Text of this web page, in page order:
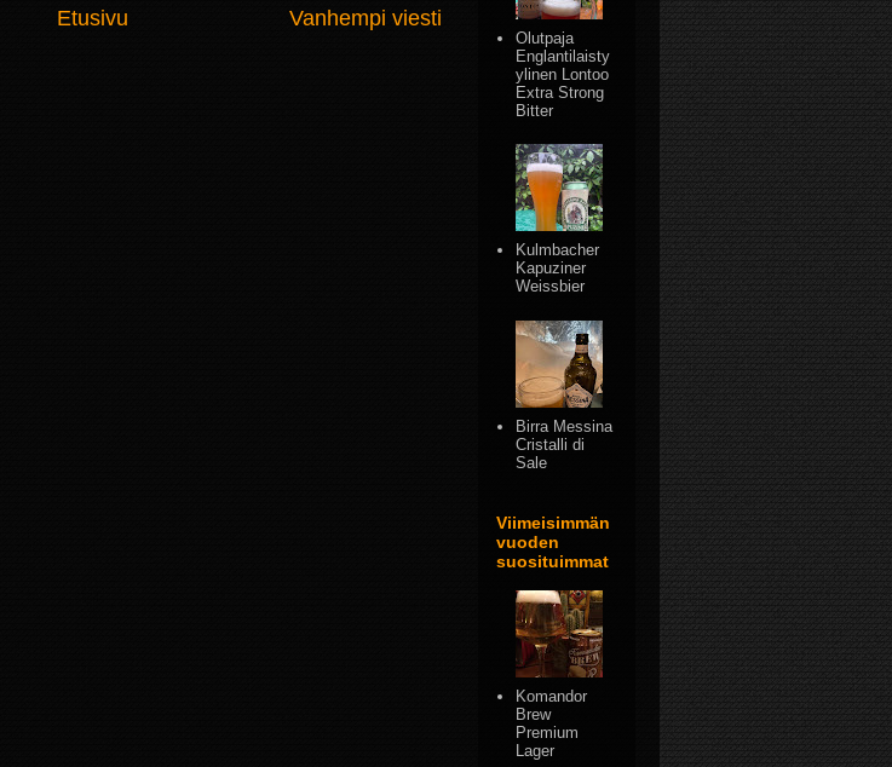
Vanhempi viesti
Etusivu
Olutpaja
Englantilaisty
ylinen Lontoo
Extra Strong
Bitter
Kulmbacher
Kapuziner
Weissbier
Birra Messina
Cristalli di
Sale
Viimeisimmän
vuoden
suosituimmat
Komandor
Brew
Premium
Lager